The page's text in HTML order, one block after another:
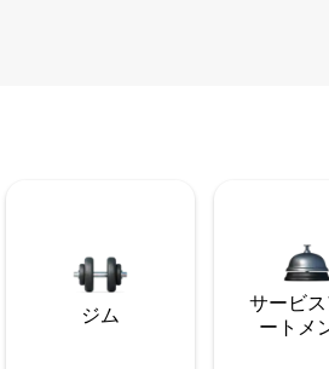
ジム
サービ
ートメ